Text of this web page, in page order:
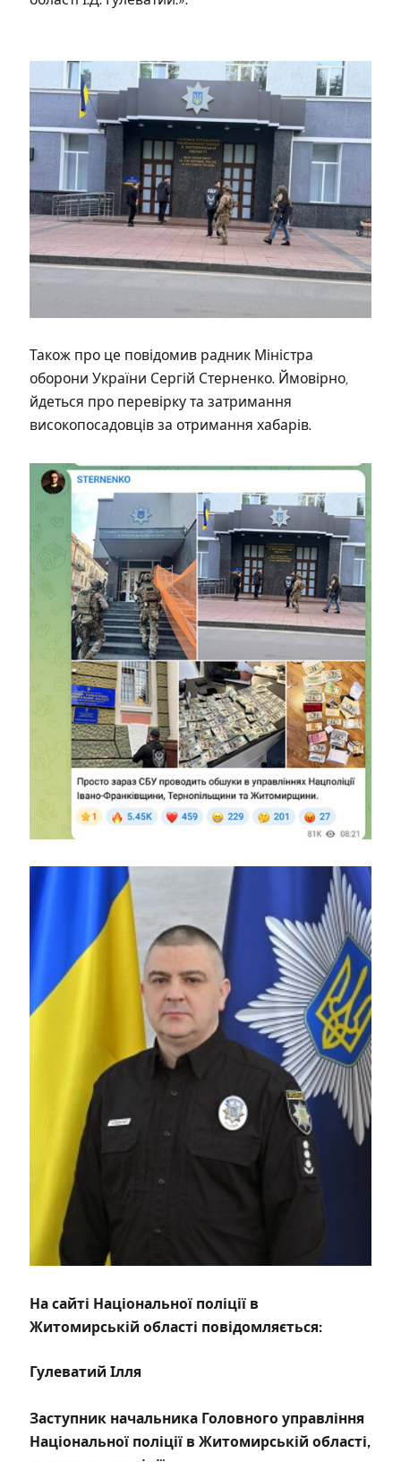
Також про це повідомив радник Міністра
оборони України Сергій Стерненко. Ймовірно,
йдеться про перевірку та затримання
високопосадовців за отримання хабарів.
На сайті Національної поліції в
Житомирській області повідомляється:
Гулеватий Ілля
Заступник начальника Головного управління
Національної поліції в Житомирській області,